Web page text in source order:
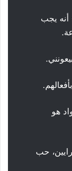
أنه يجب
هو
حب